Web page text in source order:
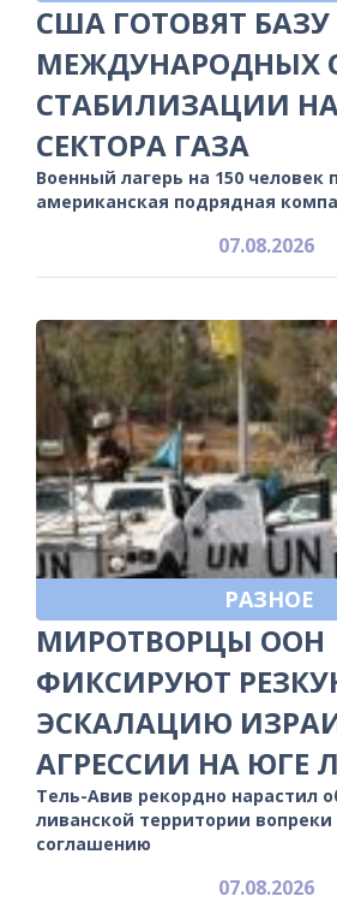
США ГОТОВЯТ
МЕЖДУНАРОДНЫХ
СТАБИЛИЗАЦИИ
СЕКТОРА ГАЗА
Военный лагерь на 150 человек
американская подрядная
07.08.2026
РАЗНОЕ
МИРОТВОРЦЫ ООН
ФИКСИРУЮТ
ЭСКАЛАЦИЮ
АГРЕССИИ НА ЮГЕ
Тель-Авив рекордно нарастил
ливанской территории
соглашению
07.08.2026